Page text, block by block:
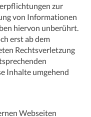
zur
von Informationen
hiervon unberührt.
erst ab dem
Rechtsverletzung
Inhalte umgehend
Webseiten